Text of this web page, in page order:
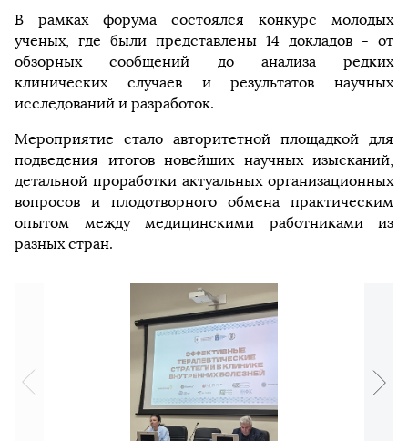
В рамках форума состоялся конкурс молодых
ученых, где были представлены 14 докладов - от
обзорных сообщений до анализа редких
клинических случаев и результатов научных
исследований и разработок.
Мероприятие стало авторитетной площадкой для
подведения итогов новейших научных изысканий,
детальной проработки актуальных организационных
вопросов и плодотворного обмена практическим
опытом между медицинскими работниками из
разных стран.